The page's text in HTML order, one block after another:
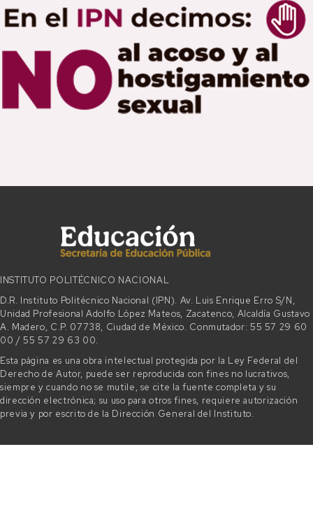
INSTITUTO POLITÉCNICO NACIONAL
D.R. Instituto Politécnico Nacional (IPN). Av. Luis Enrique Erro S/N,
Unidad Profesional Adolfo López Mateos, Zacatenco, Alcaldía Gustavo
A. Madero, C.P. 07738, Ciudad de México. Conmutador: 55 57 29 60
00 / 55 57 29 63 00.
Esta página es una obra intelectual protegida por la Ley Federal del
Derecho de Autor, puede ser reproducida con fines no lucrativos,
siempre y cuando no se mutile, se cite la fuente completa y su
dirección electrónica; su uso para otros fines, requiere autorización
previa y por escrito de la Dirección General del Instituto.